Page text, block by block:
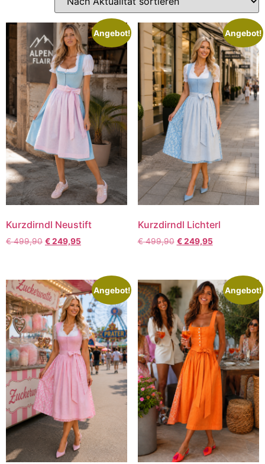
Angebot!
Kurzdirndl Neustift
€499,90 €249,95
Angebot!
Kurzdirndl Lichterl
€499,90 €249,95
Angebot! Angebot!